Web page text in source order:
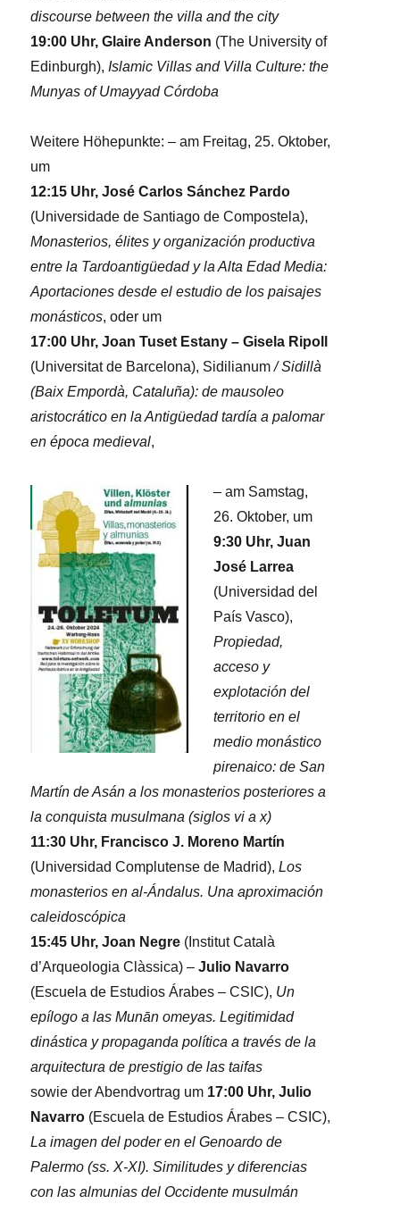
discourse between the villa and the city
19:00 Uhr,Glaire Anderson (The University of
Edinburgh), Islamic Villas and Villa Culture: the
Munyas of Umayyad Córdoba
Weitere Höhepunkte: – am Freitag, 25. Oktober,
um
12:15 Uhr, José Carlos Sánchez Pardo
(Universidade de Santiago de Compostela),
Monasterios, élites y organización productiva
entre la Tardoantigüedad y la Alta Edad Media:
Aportaciones desde el estudio de los paisajes
monásticos, oder um
17:00 Uhr, Joan Tuset Estany – Gisela Ripoll
(Universitat de Barcelona), Sidilianum/ Sidillà
(Baix Empordà, Cataluña): de mausoleo
aristocrático en la Antigüedad tardía a palomar
en época medieval,
– am Samstag,
26. Oktober, um
9:30 Uhr, Juan
José Larrea
(Universidad del
País Vasco),
Propiedad,
acceso y
explotación del
territorio en el
medio monástico
pirenaico: de San
Martín de Asán a los monasterios posteriores a
la conquista musulmana (siglos vi a x)
11:30 Uhr, Francisco J. Moreno Martín
(Universidad Complutense de Madrid),Los
monasterios en al-Ándalus. Una aproximación
caleidoscópica
15:45 Uhr, Joan Negre (Institut Català
d’Arqueologia Clàssica) –Julio Navarro
(Escuela de Estudios Árabes – CSIC), Un
epílogo a las Munān omeyas. Legitimidad
dinástica y propaganda política a través de la
arquitectura de prestigio de las taifas
sowie der Abendvortrag um 17:00 Uhr, Julio
Navarro (Escuela de Estudios Árabes – CSIC),
La imagen del poder en el Genoardo de
Palermo (ss. X-XI). Similitudes y diferencias
con las almunias del Occidente musulmán